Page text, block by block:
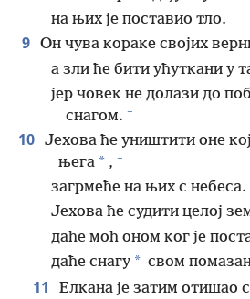
на њих је поставио тло.
9 Он чува кораке својих
а зли ће бити ућуткани у
јер човек не долази до
снагом. +
10 Јехова ће уништити оне
њега * , +
загрмеће на њих с небеса.
Јехова ће судити целој
даће моћ оном ког је
даће снагу * свом
11
Елкана је затим отишао